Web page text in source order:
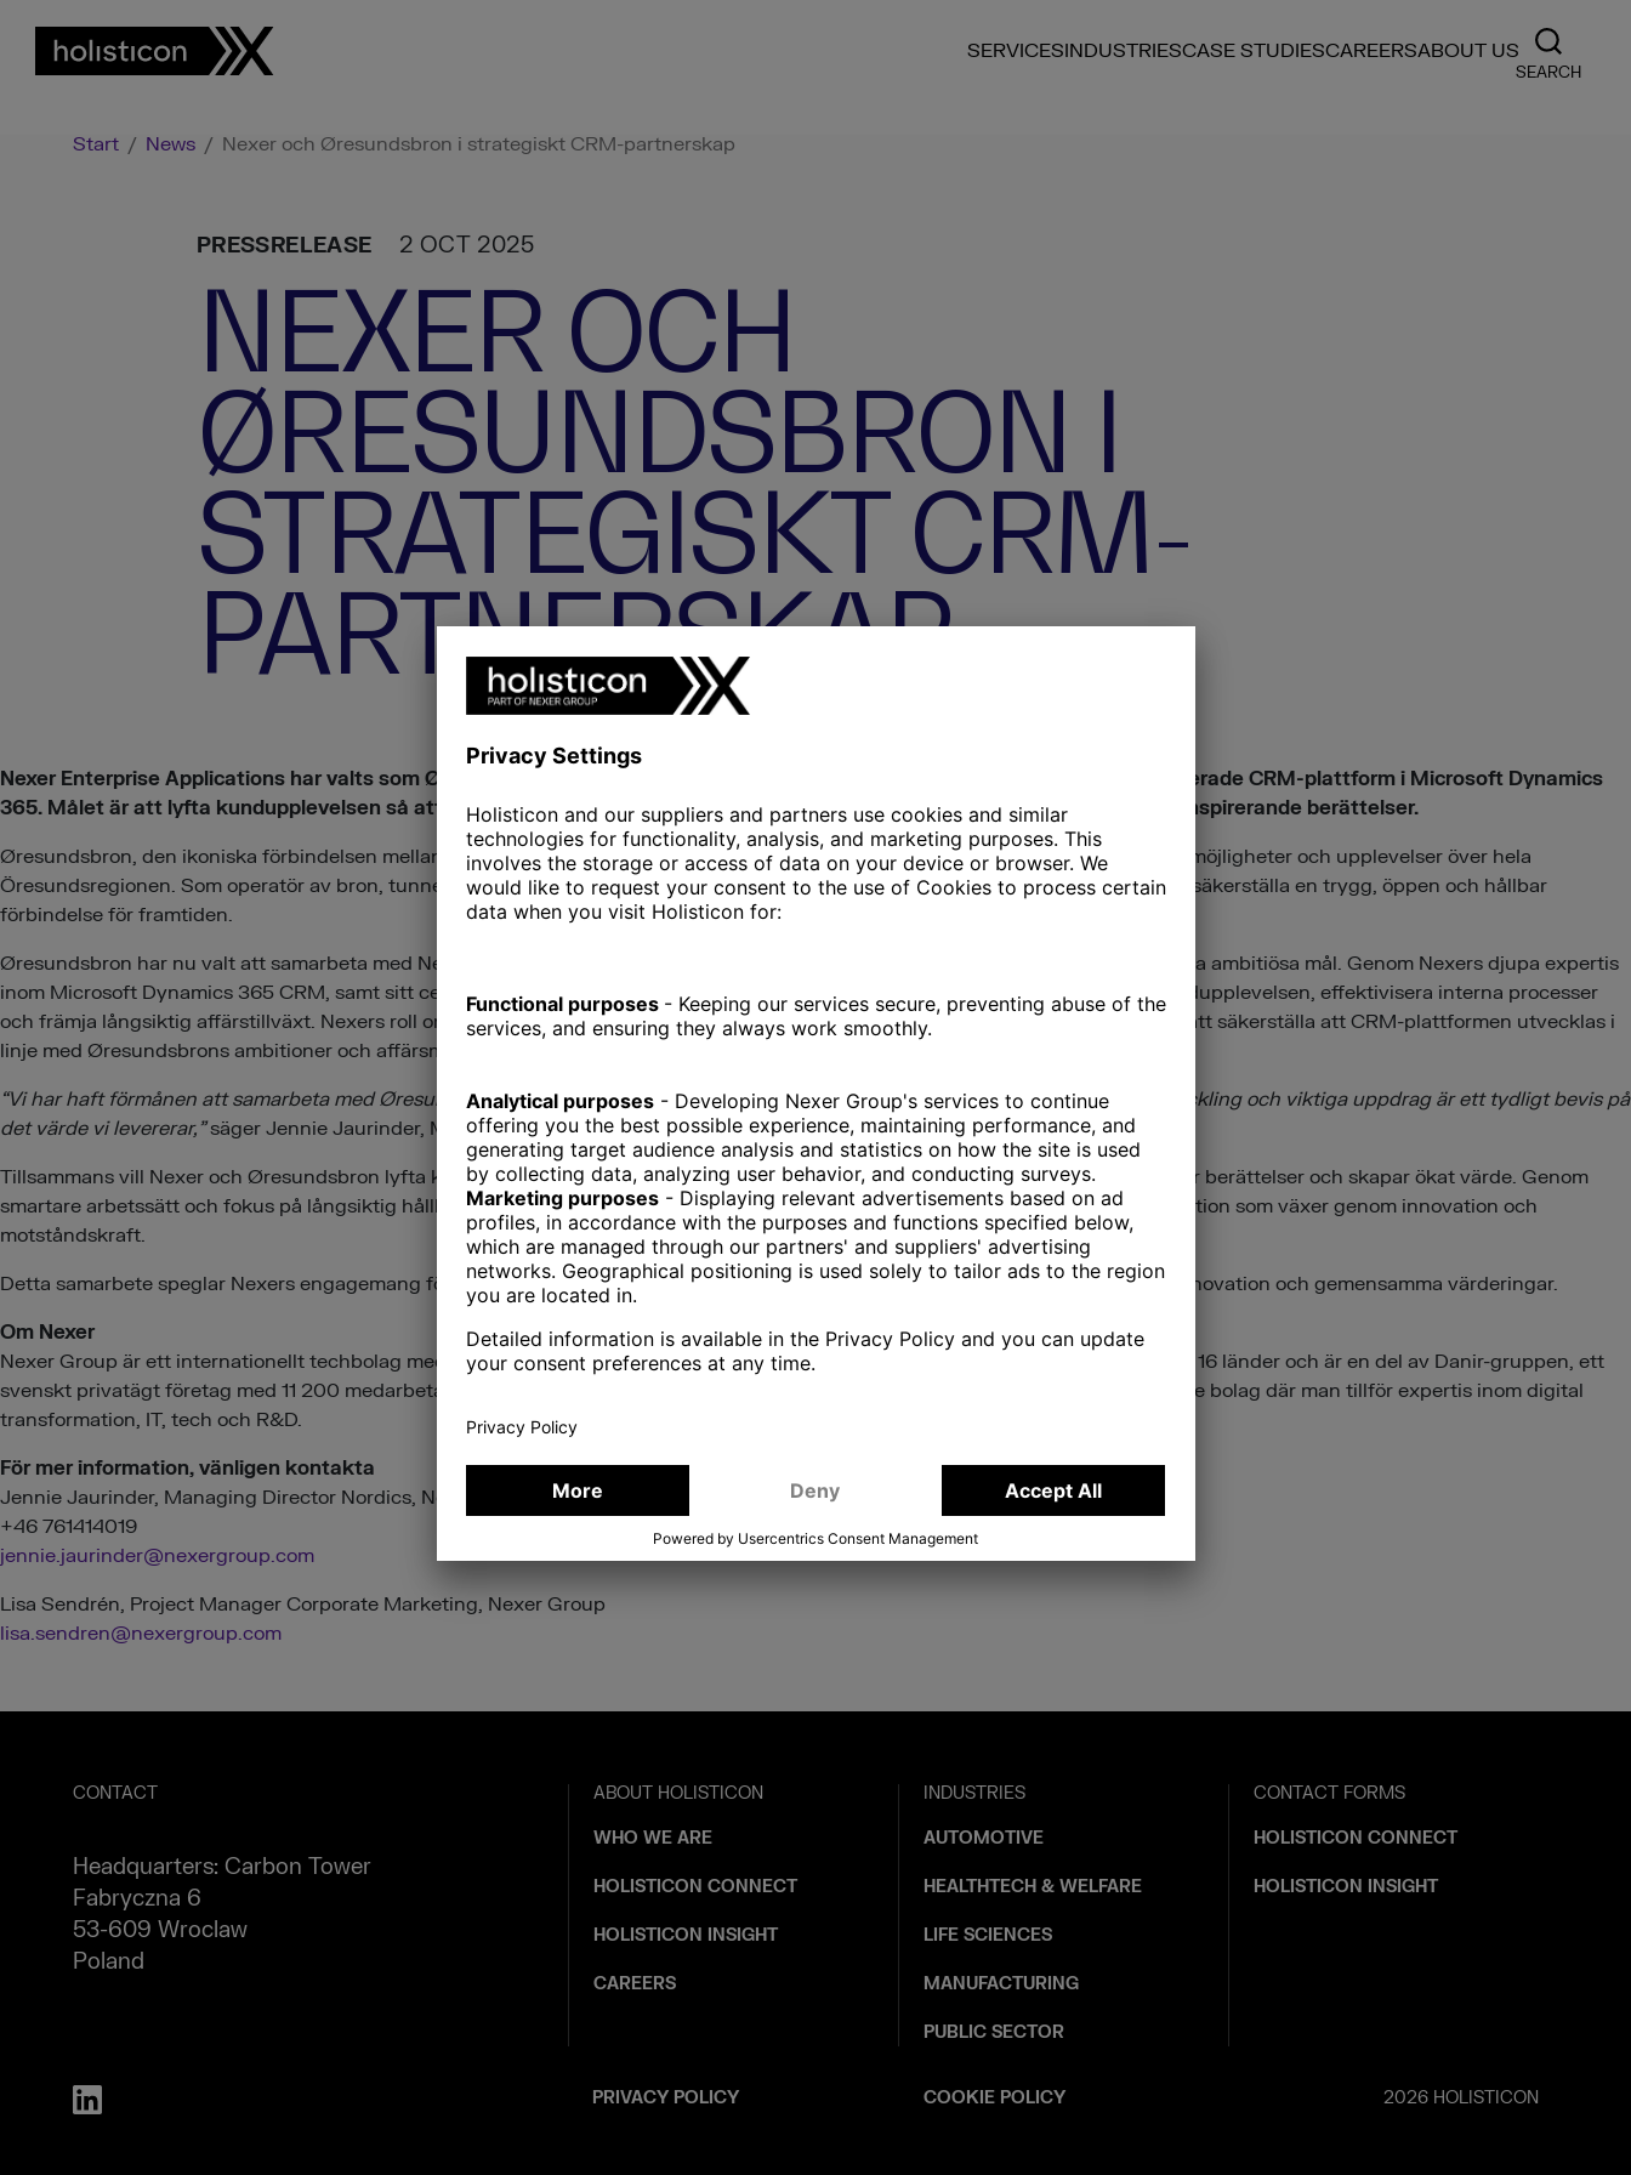
SERVICESINDUSTRIESCASE STUDIESCAREERSABOUT US
SEARCH
Start / News / Nexer och Øresundsbron i strategiskt CRM-partnerskap
PRESSRELEASE 2 OCT 2025
NEXER OCH
ØRESUNDSBRON I
STRATEGISKT CRM-
PARTNERSKAP
Nexer Enterprise Applications har valts som Øresundsbrons strategiska partner för att driva utvecklingen av deras molnbaserade CRM-plattform i Microsoft Dynamics
365. Målet är att lyfta kundupplevelsen så att den överträffar förväntningarna och genererar fler kunder, fler resor och fler inspirerande berättelser.
Øresundsbron, den ikoniska förbindelsen mellan Sverige och Danmark, är mer än bara en bro – den är en symbol för samhörighet, möjligheter och upplevelser över hela
Öresundsregionen. Som operatör av bron, tunneln och den konstgjorda ön Peberholm är Øresundsbro Konsortiet fast beslutna att säkerställa en trygg, öppen och hållbar
förbindelse för framtiden.
Øresundsbron har nu valt att samarbeta med Nexer Enterprise Applications för att accelerera sin digitala transformation och nå sina ambitiösa mål. Genom Nexers djupa expertis
inom Microsoft Dynamics 365 CRM, samt sitt certifierade partnerskap med Microsoft, kommer Nexer att bidra till att förbättra kundupplevelsen, effektivisera interna processer
och främja långsiktig affärstillväxt. Nexers roll omfattar både teknisk utveckling och operativt stöd, samt strategisk rådgivning för att säkerställa att CRM-plattformen utvecklas i
linje med Øresundsbrons ambitioner och affärsmål.
“Vi har haft förmånen att samarbeta med Øresundsbron under många år. Det fortsatta förtroendet att få stärka deras digitala utveckling och viktiga uppdrag är ett tydligt bevis på
det värde vi levererar,”säger Jennie Jaurinder, Managing Director Nordics, Nexer Enterprise Applications.
Tillsammans vill Nexer och Øresundsbron lyfta kundupplevelsen så att den överträffar förväntningarna och genererar fler resor, fler berättelser och skapar ökat värde. Genom
smartare arbetssätt och fokus på långsiktig hållbarhet bidrar Nexer till Øresundsbrons vision om en sund och affärsdriven organisation som växer genom innovation och
motståndskraft.
Detta samarbete speglar Nexers engagemang för att bygga långsiktiga partnerskap som skapar verklig påverkan genom teknik, innovation och gemensamma värderingar.
Om Nexer
Nexer Group är ett internationellt techbolag med rötter i svensk entreprenörsanda och innovationskraft. Nexer har 2500 experter i 16 länder och är en del av Danir-gruppen, ett
svenskt privatägt företag med 11 200 medarbetare i 26 länder. Nexer arbetar idag med några av världens största och mest krävande bolag där man tillför expertis inom digital
transformation, IT, tech och R&D.
För mer information, vänligen kontakta
Jennie Jaurinder, Managing Director Nordics, Nexer Enterprise Applications
+46 761414019
jennie.jaurinder@nexergroup.com
Lisa Sendrén, Project Manager Corporate Marketing, Nexer Group
lisa.sendren@nexergroup.com
CONTACT
Headquarters: Carbon Tower
Fabryczna 6
53-609 Wroclaw
Poland
ABOUT HOLISTICON
WHO WE ARE
HOLISTICON CONNECT
HOLISTICON INSIGHT
CAREERS
INDUSTRIES
AUTOMOTIVE
HEALTHTECH & WELFARE
LIFE SCIENCES
MANUFACTURING
PUBLIC SECTOR
CONTACT FORMS
HOLISTICON CONNECT
HOLISTICON INSIGHT
PRIVACY POLICY COOKIE POLICY 2026 HOLISTICON